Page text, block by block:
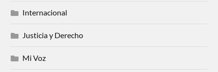
Internacional
Justicia y Derecho
Mi Voz